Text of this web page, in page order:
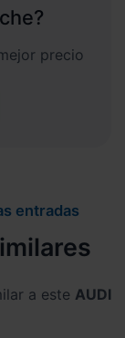
precio
entradas
a este AUDI